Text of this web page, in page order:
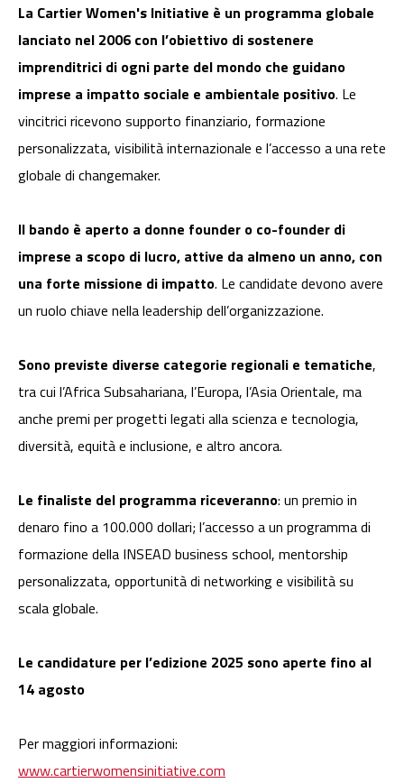
La Cartier Women's Initiative è un programma globale
lanciato nel 2006 con l’obiettivo di sostenere
imprenditrici di ogni parte del mondo che guidano
imprese a impatto sociale e ambientale positivo. Le
vincitrici ricevono supporto finanziario, formazione
personalizzata, visibilità internazionale e l’accesso a una rete
globale di changemaker.
Il bando è aperto a donne founder o co-founder di
imprese a scopo di lucro, attive da almeno un anno, con
una forte missione di impatto. Le candidate devono avere
un ruolo chiave nella leadership dell’organizzazione.
Sono previste diverse categorie regionali e tematiche,
tra cui l’Africa Subsahariana, l’Europa, l’Asia Orientale, ma
anche premi per progetti legati alla scienza e tecnologia,
diversità, equità e inclusione, e altro ancora.
Le finaliste del programma riceveranno: un premio in
denaro fino a 100.000 dollari; l’accesso a un programma di
formazione della INSEAD business school, mentorship
personalizzata, opportunità di networking e visibilità su
scala globale.
Le candidature per l’edizione 2025 sono aperte fino al
14 agosto
Per maggiori informazioni:
www.cartierwomensinitiative.com